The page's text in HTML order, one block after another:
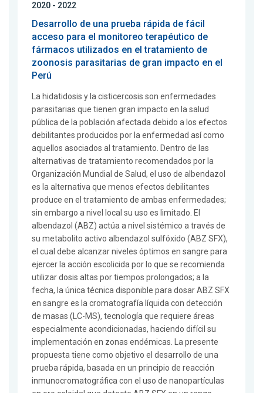
2020 - 2022
Desarrollo de una prueba rápida de fácil
acceso para el monitoreo terapéutico de
fármacos utilizados en el tratamiento de
zoonosis parasitarias de gran impacto en el
Perú
La hidatidosis y la cisticercosis son enfermedades
parasitarias que tienen gran impacto en la salud
pública de la población afectada debido a los efectos
debilitantes producidos por la enfermedad así como
aquellos asociados al tratamiento. Dentro de las
alternativas de tratamiento recomendados por la
Organización Mundial de Salud, el uso de albendazol
es la alternativa que menos efectos debilitantes
produce en el tratamiento de ambas enfermedades;
sin embargo a nivel local su uso es limitado. El
albendazol (ABZ) actúa a nivel sistémico a través de
su metabolito activo albendazol sulfóxido (ABZ SFX),
el cual debe alcanzar niveles óptimos en sangre para
ejercer la acción escolicida por lo que se recomienda
utilizar dosis altas por tiempos prolongados; a la
fecha, la única técnica disponible para dosar ABZ SFX
en sangre es la cromatografía líquida con detección
de masas (LC-MS), tecnología que requiere áreas
especialmente acondicionadas, haciendo difícil su
implementación en zonas endémicas. La presente
propuesta tiene como objetivo el desarrollo de una
prueba rápida, basada en un principio de reacción
inmunocromatográfica con el uso de nanopartículas